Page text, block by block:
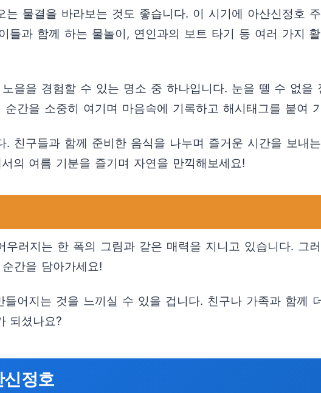
물결을 바라보는 것도 좋습니다. 이 시기에 아산신정호
들과 함께 하는 물놀이, 연인과의 보트 타기 등 여러 가지
을을 경험할 수 있는 명소 중 하나입니다. 눈을 뗄 수 없을
간을 소중히 여기며 마음속에 기록하고 해시태그를 붙여
친구들과 함께 준비한 음식을 나누며 즐거운 시간을 보내
의 여름 기분을 즐기며 자연을 만끽해보세요!
러지는 한 폭의 그림과 같은 매력을 지니고 있습니다. 그
간을 담아가세요!
어지는 것을 느끼실 수 있을 겁니다. 친구나 가족과 함께
되셨나요?
신정호